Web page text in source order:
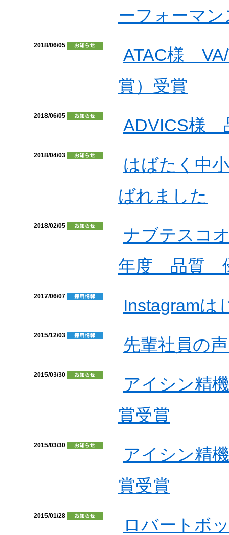
ーフォーマ
2018/06/05
ATAC様
賞）受賞
2018/06/05 ADVICS様
2018/04/03
はばたく中
ばれました
2018/02/05
ナブテスコ
年度 品質
2017/06/07 Instagramは
2015/12/03 先輩社員の
2015/03/30
アイシン精
賞受賞
2015/03/30
アイシン精
賞受賞
2015/01/28
ロバートボ